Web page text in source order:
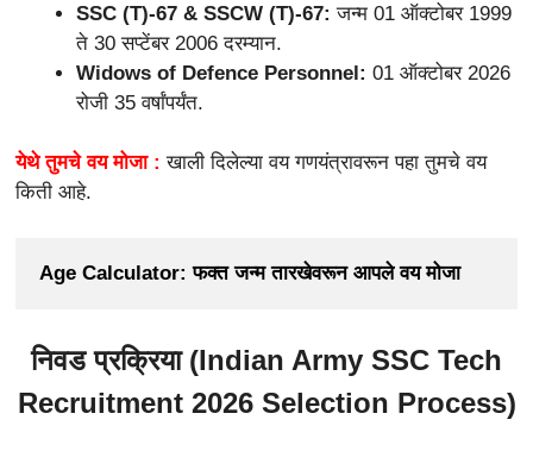
SSC (T)-67 & SSCW (T)-67:जन्म 01 ऑक्टोबर 1999
ते 30 सप्टेंबर 2006 दरम्यान.
Widows of Defence Personnel: 01 ऑक्टोबर 2026
रोजी 35 वर्षांपर्यंत.
येथे तुमचे वय मोजा : खाली दिलेल्या वय गणयंत्रावरून पहा तुमचे वय
किती आहे.
Age Calculator: फक्त जन्म तारखेवरून आपले वय मोजा
निवड प्रक्रिया (Indian Army SSC Tech
Recruitment 2026 Selection Process)